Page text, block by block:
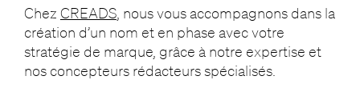
Chez CREADS, nous vous accompagnons dans la
création d’un nom et en phase avec votre
stratégie de marque, grâce à notre expertise et
nos concepteurs rédacteurs spécialisés.